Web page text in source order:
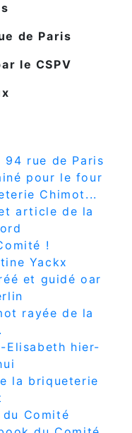
de Paris
le CSPV
rue de Paris
pour le four
Chimot...
article de la
!
Yackx
et guidé oar
rayée de la
Elisabeth hier-
la briqueterie
Comité